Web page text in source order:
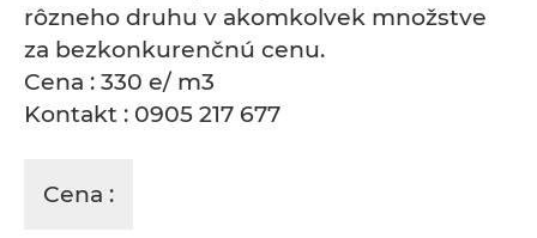
rôzneho druhu v akomkolvek množstve
za bezkonkurenčnú cenu.
Cena : 330 e/ m3
Kontakt : 0905 217 677
Cena :